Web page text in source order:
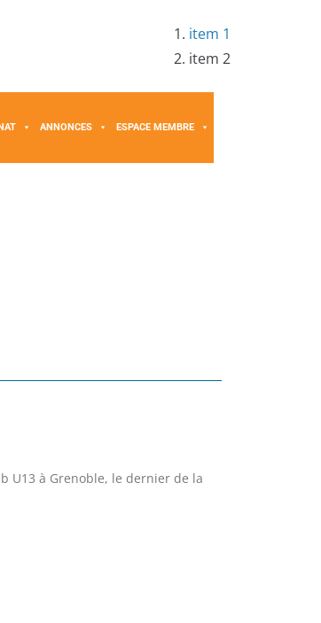
item 1
item 2
ANNONCES ESPACE MEMBRE
U13 à Grenoble, le dernier de la